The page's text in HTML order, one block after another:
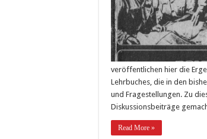
veröffentlichen hier die
Lehrbuches, die in den
und Fragestellungen. Zu
Diskussionsbeiträge
Read More »